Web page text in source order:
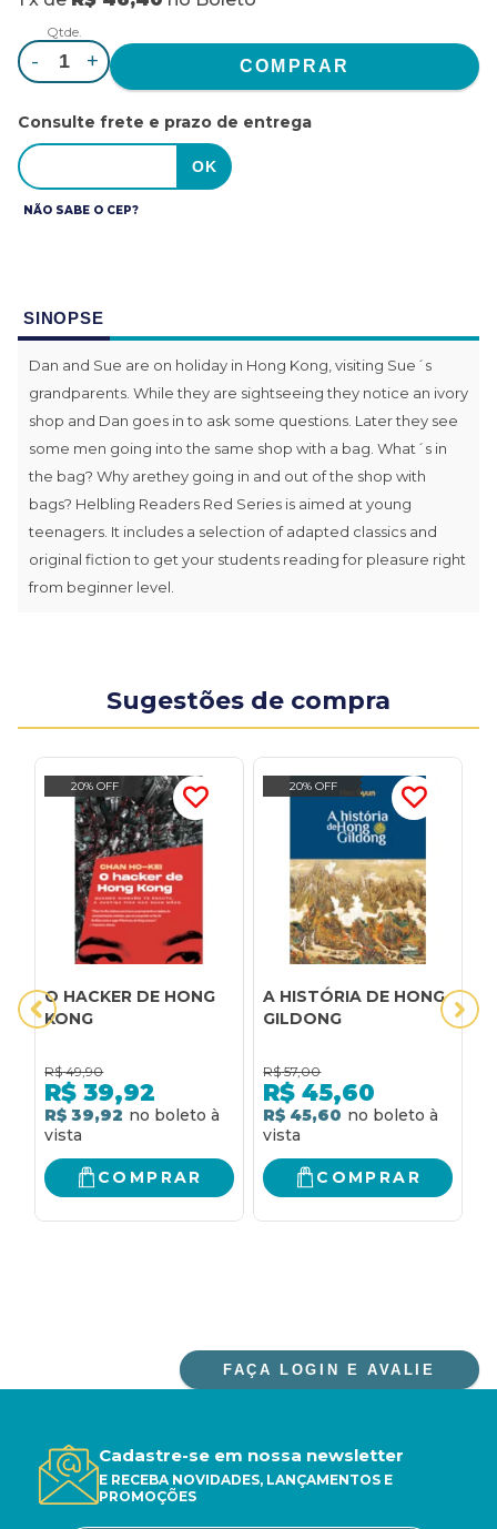
Qtde.
- +
Consulte frete e prazo de entrega
NÃO SABE O CEP?
SINOPSE
Dan and Sue are on holiday in Hong Kong, visiting Sue´s
grandparents. While they are sightseeing they notice an ivory
shop and Dan goes in to ask some questions. Later they see
some men going into the same shop with a bag. What´s in
the bag? Why arethey going in and out of the shop with
bags? Helbling Readers Red Series is aimed at young
teenagers. It includes a selection of adapted classics and
original fiction to get your students reading for pleasure right
from beginner level.
Sugestões de compra
20% OFF
O HACKER DE HONG
KONG
R$ 49,90
R$ 39,92
R$ 39,92
COMPRAR
20% OFF
A HISTÓRIA DE HONG
GILDONG
R$ 57,00
R$ 45,60
R$ 45,60
COMPRAR
FAÇA LOGIN E AVALIE
Cadastre-se em nossa newsletter
E RECEBA NOVIDADES, LANÇAMENTOS E
PROMOÇÕES